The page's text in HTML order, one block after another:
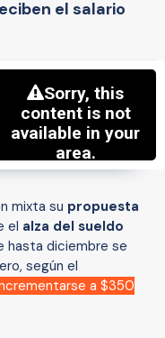
el salario
mixta su propuesta
el alza del sueldo
hasta diciembre se
según el
a $350